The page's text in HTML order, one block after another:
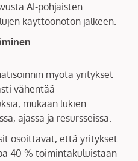
AI-pohjaisten
käyttöönoton jälkeen.
myötä yritykset
vähentää
mukaan lukien
ajassa ja resursseissa.
osoittavat, että yritykset
40 % toimintakuluistaan